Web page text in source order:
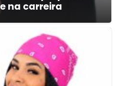
na carreira